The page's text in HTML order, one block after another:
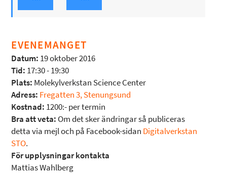
EVENEMANGET
Datum: 19 oktober 2016
Tid: 17:30 - 19:30
Plats: Molekylverkstan Science Center
Adress: Fregatten 3, Stenungsund
Kostnad: 1200:- per termin
Bra att veta: Om det sker ändringar så publiceras
detta via mejl och på Facebook-sidan Digitalverkstan
STO.
För upplysningar kontakta
Mattias Wahlberg